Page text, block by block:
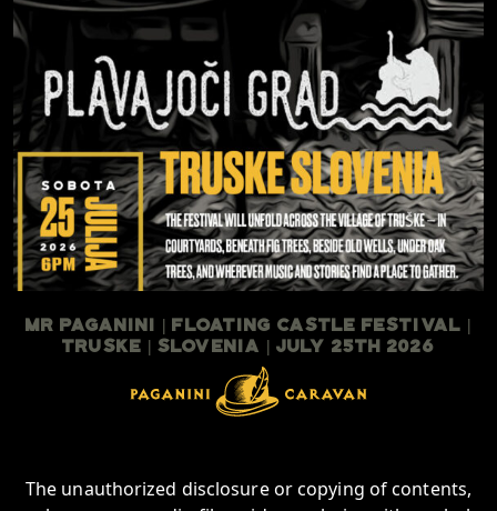
Mr Paganini | Floating Castle Festival |
TruSKE | Slovenia | July 25th 2026
The unauthorized disclosure or copying of contents,